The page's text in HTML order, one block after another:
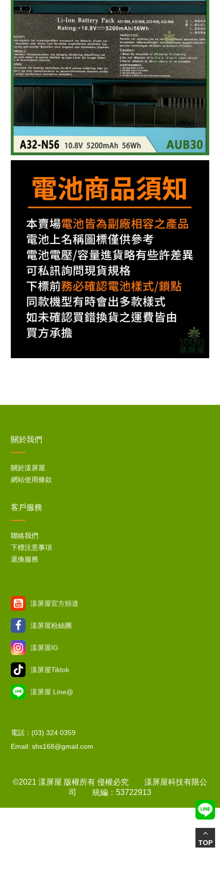
關於我們
關於漾屏屋
網站使用條款
客戶服務
聯絡我們
下標注意事項
退換服務
漾屏屋官方頻道
漾屏屋粉絲團
漾屏屋IG
漾屏屋Tiktok
漾屏屋 Line@
電話：(03) 324 0359
Email: shs168@gmail.com
©2021 漾屏屋 版權所有 侵權必究 漾屏屋科技有限公
司 統編：53722913
TOP